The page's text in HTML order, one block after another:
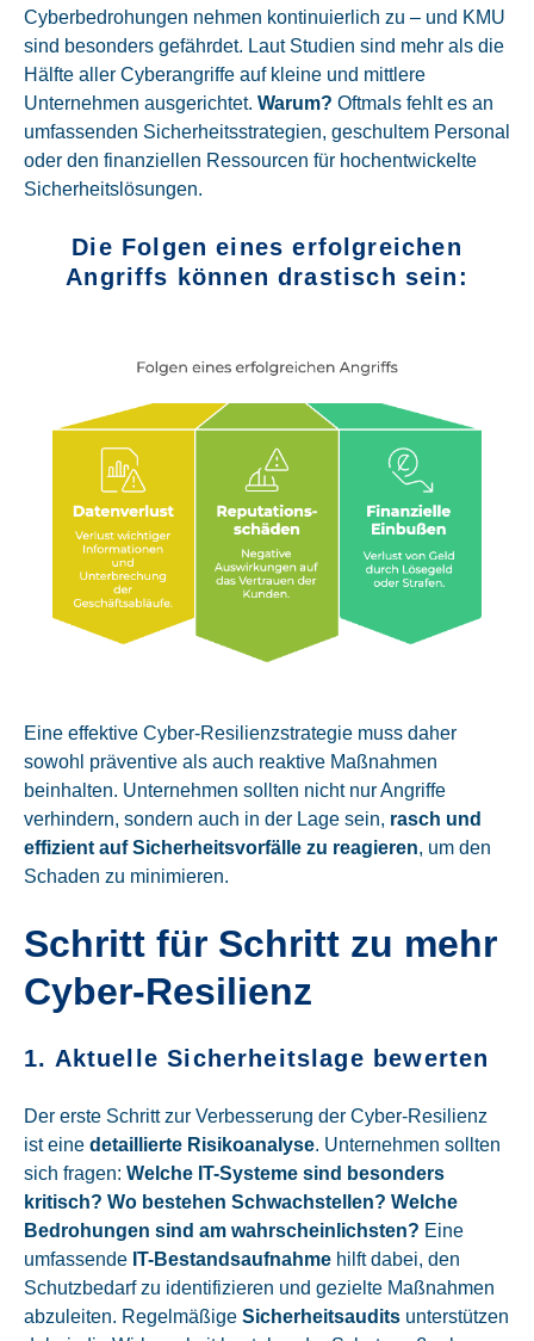
Cyberbedrohungen nehmen kontinuierlich zu – und KMU
sind besonders gefährdet. Laut Studien sind mehr als die
Hälfte aller Cyberangriffe auf kleine und mittlere
Unternehmen ausgerichtet. Warum? Oftmals fehlt es an
umfassenden Sicherheitsstrategien, geschultem Personal
oder den finanziellen Ressourcen für hochentwickelte
Sicherheitslösungen.
Die Folgen eines erfolgreichen
Angriffs können drastisch sein:
Eine effektive Cyber-Resilienzstrategie muss daher
sowohl präventive als auch reaktive Maßnahmen
beinhalten. Unternehmen sollten nicht nur Angriffe
verhindern, sondern auch in der Lage sein, rasch und
effizient auf Sicherheitsvorfälle zu reagieren, um den
Schaden zu minimieren.
Schritt für Schritt zu mehr
Cyber-Resilienz
1. Aktuelle Sicherheitslage bewerten
Der erste Schritt zur Verbesserung der Cyber-Resilienz
ist eine detaillierte Risikoanalyse. Unternehmen sollten
sich fragen: Welche IT-Systeme sind besonders
kritisch? Wo bestehen Schwachstellen? Welche
Bedrohungen sind am wahrscheinlichsten? Eine
umfassende IT-Bestandsaufnahme hilft dabei, den
Schutzbedarf zu identifizieren und gezielte Maßnahmen
abzuleiten. Regelmäßige Sicherheitsaudits unterstützen